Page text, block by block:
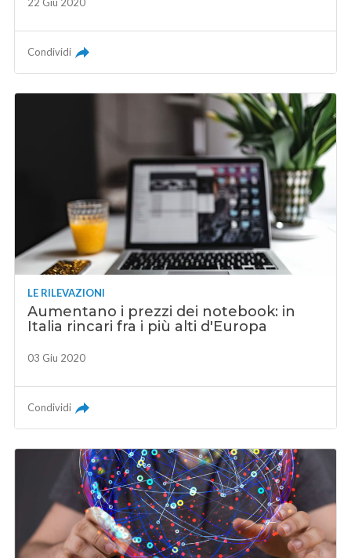
22 Giu 2020
Condividi
LE RILEVAZIONI
Aumentano i prezzi dei notebook: in
Italia rincari fra i più alti d'Europa
03 Giu 2020
Condividi